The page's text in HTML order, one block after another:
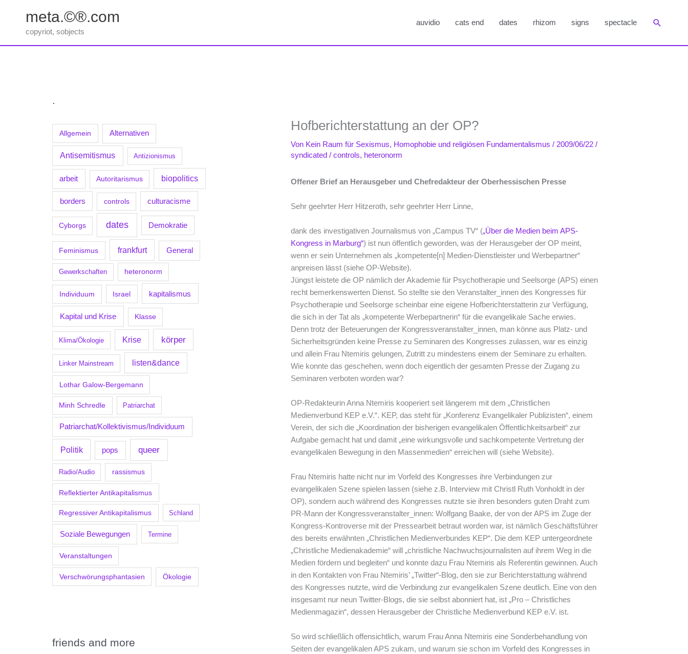
springen
meta.©®.com
copyriot, sobjects
auvidio cats end dates rhizom signs spectacle Suchen
.
Allgemein Alternativen
Antisemitismus Antizionismus
arbeit Autoritarismus biopolitics
borders controls culturacisme
Cyborgs dates Demokratie
Feminismus frankfurt General
Gewerkschaften heteronorm
Individuum Israel kapitalismus
Kapital und Krise Klasse
Klima/Ökologie Krise körper
Linker Mainstream listen&dance
Lothar Galow-Bergemann
Minh Schredle Patriarchat
Patriarchat/Kollektivismus/Individuum
Politik pops queer
Radio/Audio rassismus
Reflektierter Antikapitalismus
Regressiver Antikapitalismus Schland
Soziale Bewegungen Termine
Veranstaltungen
Verschwörungsphantasien Ökologie
friends and more
Hofberichterstattung an der OP?
Von Kein Raum für Sexismus, Homophobie und religiösen Fundamentalismus/ 2009/06/22/
syndicated /controls, heteronorm
Offener Brief an Herausgeber und Chefredakteur der Oberhessischen Presse
Sehr geehrter Herr Hitzeroth, sehr geehrter Herr Linne,
dank des investigativen Journalismus von „Campus TV“ („Über die Medien beim APS-
Kongress in Marburg“) ist nun öffentlich geworden, was der Herausgeber der OP meint,
wenn er sein Unternehmen als „kompetente[n] Medien-Dienstleister und Werbepartner“
anpreisen lässt (siehe OP-Website).
Jüngst leistete die OP nämlich der Akademie für Psychotherapie und Seelsorge (APS) einen
recht bemerkenswerten Dienst. So stellte sie den Veranstalter_innen des Kongresses für
Psychotherapie und Seelsorge scheinbar eine eigene Hofberichterstatterin zur Verfügung,
die sich in der Tat als „kompetente Werbepartnerin“ für die evangelikale Sache erwies.
Denn trotz der Beteuerungen der Kongressveranstalter_innen, man könne aus Platz- und
Sicherheitsgründen keine Presse zu Seminaren des Kongresses zulassen, war es einzig
und allein Frau Ntemiris gelungen, Zutritt zu mindestens einem der Seminare zu erhalten.
Wie konnte das geschehen, wenn doch eigentlich der gesamten Presse der Zugang zu
Seminaren verboten worden war?
OP-Redakteurin Anna Ntemiris kooperiert seit längerem mit dem „Christlichen
Medienverbund KEP e.V.“. KEP, das steht für „Konferenz Evangelikaler Publizisten“, einem
Verein, der sich die „Koordination der bisherigen evangelikalen Öffentlichkeitsarbeit“ zur
Aufgabe gemacht hat und damit „eine wirkungsvolle und sachkompetente Vertretung der
evangelikalen Bewegung in den Massenmedien“ erreichen will (siehe Website).
Frau Ntemiris hatte nicht nur im Vorfeld des Kongresses ihre Verbindungen zur
evangelikalen Szene spielen lassen (siehe z.B. Interview mit Christl Ruth Vonholdt in der
OP), sondern auch während des Kongresses nutzte sie ihren besonders guten Draht zum
PR-Mann der Kongressveranstalter_innen: Wolfgang Baake, der von der APS im Zuge der
Kongress-Kontroverse mit der Pressearbeit betraut worden war, ist nämlich Geschäftsführer
des bereits erwähnten „Christlichen Medienverbundes KEP“. Die dem KEP untergeordnete
„Christliche Medienakademie“ will „christliche Nachwuchsjournalisten auf ihrem Weg in die
Medien fördern und begleiten“ und konnte dazu Frau Ntemiris als Referentin gewinnen. Auch
in den Kontakten von Frau Ntemiris’ „Twitter“-Blog, den sie zur Berichterstattung während
des Kongresses nutzte, wird die Verbindung zur evangelikalen Szene deutlich. Eine von den
insgesamt nur neun Twitter-Blogs, die sie selbst abonniert hat, ist „Pro – Christliches
Medienmagazin“, dessen Herausgeber der Christliche Medienverbund KEP e.V. ist.
So wird schließlich offensichtlich, warum Frau Anna Ntemiris eine Sonderbehandlung von
Seiten der evangelikalen APS zukam, und warum sie schon im Vorfeld des Kongresses in